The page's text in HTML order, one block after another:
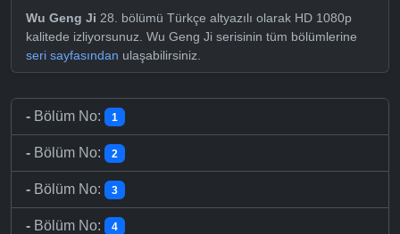
Wu Geng Ji 28. bölümü Türkçe altyazılı olarak HD 1080p
kalitede izliyorsunuz. Wu Geng Ji serisinin tüm bölümlerine
seri sayfasından ulaşabilirsiniz.
- Bölüm No: 1
- Bölüm No: 2
- Bölüm No: 3
- Bölüm No: 4